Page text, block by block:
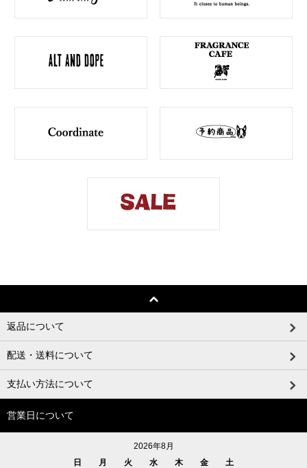
返品について
配送・送料について
支払い方法について
営業日について
2026年8月
日
月 火 水 木 金 土